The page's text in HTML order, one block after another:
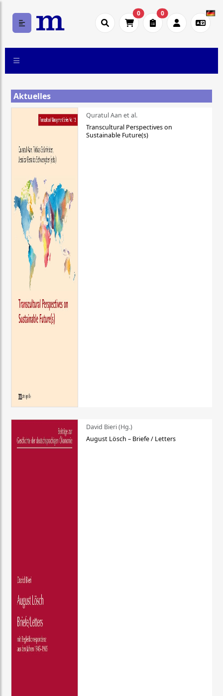
0 0
Aktuelles
Quratul Aan et al.
Transcultural Perspectives on
Sustainable Future(s)
David Bieri (Hg.)
August Lösch – Briefe / Letters